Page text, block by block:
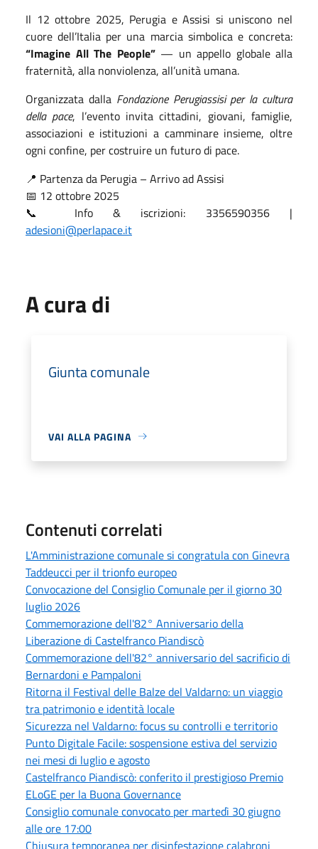
Il 12 ottobre 2025, Perugia e Assisi si uniscono nel
cuore dell’Italia per una marcia simbolica e concreta:
“Imagine All The People”— un appello globale alla
fraternità, alla nonviolenza, all’unità umana.
Organizzata dalla Fondazione Perugiassisi per la cultura
della pace, l’evento invita cittadini, giovani, famiglie,
associazioni e istituzioni a camminare insieme, oltre
ogni confine, per costruire un futuro di pace.
📍 Partenza da Perugia – Arrivo ad Assisi
📅 12 ottobre 2025
📞 Info & iscrizioni: 3356590356 |
adesioni@perlapace.it
A cura di
Giunta comunale
VAI ALLA PAGINA
Contenuti correlati
L'Amministrazione comunale si congratula con Ginevra
Taddeucci per il trionfo europeo
Convocazione del Consiglio Comunale per il giorno 30
luglio 2026
Commemorazione dell'82° Anniversario della
Liberazione di Castelfranco Piandiscò
Commemorazione dell'82° anniversario del sacrificio di
Bernardoni e Pampaloni
Ritorna il Festival delle Balze del Valdarno: un viaggio
tra patrimonio e identità locale
Sicurezza nel Valdarno: focus su controlli e territorio
Punto Digitale Facile: sospensione estiva del servizio
nei mesi di luglio e agosto
Castelfranco Piandiscò: conferito il prestigioso Premio
ELoGE per la Buona Governance
Consiglio comunale convocato per martedì 30 giugno
alle ore 17:00
Chiusura temporanea per disinfestazione calabroni